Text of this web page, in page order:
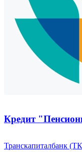
Кредит
Транскапиталбанк